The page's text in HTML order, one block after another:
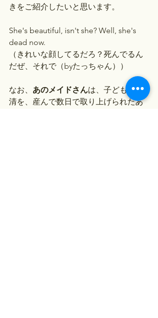
きをご紹介したいと思います。
She's beautiful, isn't she? Well, she's
dead now.
（きれいな顔してるだろ？死んでるん
だぜ、それで（byたっちゃん））
なお、 あのメイドさんは、子どもの是
清を、産んで数日で取り上げられたあ